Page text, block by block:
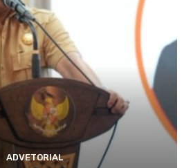
ADVETORIAL